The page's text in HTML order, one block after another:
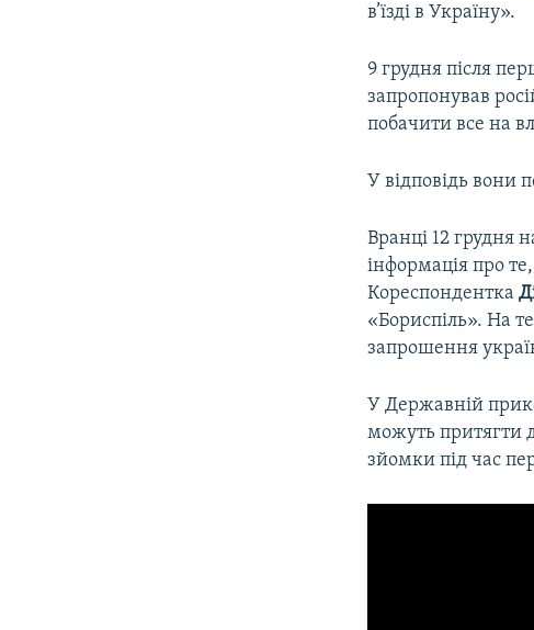
в’їзді в Україну».
9 грудня після
запропонував
побачити все на
У відповідь вони
Вранці 12 грудня
інформація про
Кореспондентка
«Бориспіль». На
запрошення
У Державній
можуть притягти
зйомки під час